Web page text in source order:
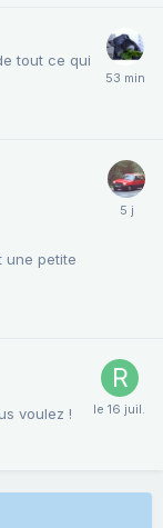
tout ce qui
une petite
voulez !